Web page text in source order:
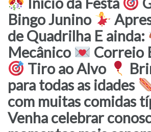
Bingo Junino
de Quadrilha E ainda:
Mecânico
Correio
Tiro ao Alvo
para todas as idades
com muitas comidas
Venha celebrar